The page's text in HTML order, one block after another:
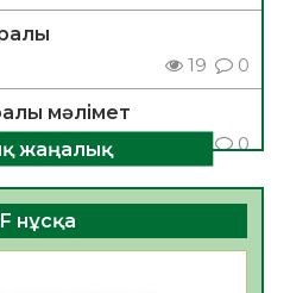
19 0
мәлімет
0
облысы полиция
астам
қамтамасыз етті
жаңалық
нұсқа